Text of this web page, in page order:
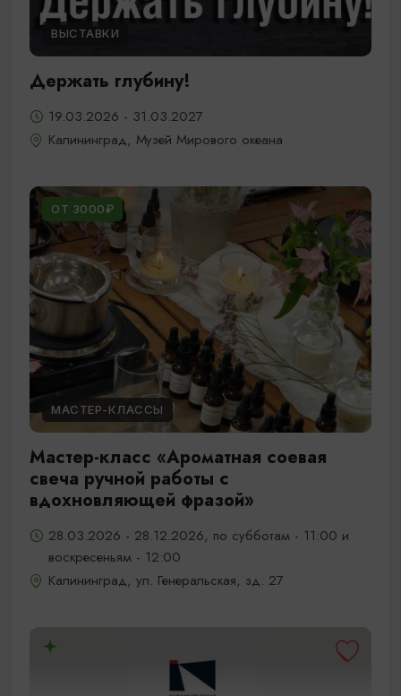
ВЫСТАВКИ
Держать глубину!
19.03.2026 - 31.03.2027
Калининград, Музей Мирового океана
ОТ 3000₽
МАСТЕР-КЛАССЫ
Мастер-класс «Ароматная соевая
свеча ручной работы с
вдохновляющей фразой»
28.03.2026 - 28.12.2026, по субботам - 11:00 и
воскресеньям - 12:00
Калининград, ул. Генеральская, зд. 27